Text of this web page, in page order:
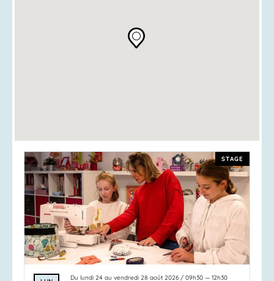
STAGE
Du lundi 24 au vendredi 28 août 2026 / 09h30 — 12h30